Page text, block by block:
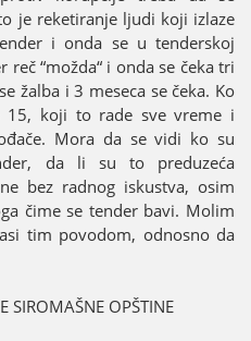
јe reketiranje ljudi koјi izlaze
i onda se u tenderskoј
“možda“ i onda se čeka tri
žalba i 3 meseca se čeka. Ko
koјi to rade sve vreme i
Mora da se vidi ko su
da li su to preduzeća
bez radnog iskustva, osim
čime se tender bavi. Molim
tim povodom, odnosno da
SIROMAŠNE OPŠTINE